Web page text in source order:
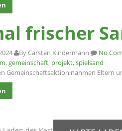
frischer
By Carsten Kindermann No
, gemeinschaft, projekt, spielsand
Gemeinschaftsaktion nahmen Eltern